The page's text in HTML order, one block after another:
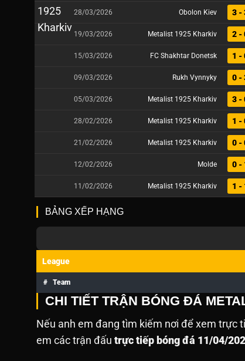
28/03/2026 Obolon Kiev 3 -
19/03/2026 Metalist 1925 Kharkiv 2 -
15/03/2026 FC Shakhtar Donetsk 1 -
09/03/2026 Rukh Vynnyky 0 -
05/03/2026 Metalist 1925 Kharkiv 3 -
28/02/2026 Metalist 1925 Kharkiv 1 -
21/02/2026 Metalist 1925 Kharkiv 0 -
12/02/2026 Molde 0 -
11/02/2026 Metalist 1925 Kharkiv 1 -
BẢNG XẾP HẠNG
League
# Team
CHI TIẾT TRẬN BÓNG ĐÁ
Nếu anh em đang tìm kiếm nơi để xem trực
em các trận đấu trực tiếp bóng đá 11/04/